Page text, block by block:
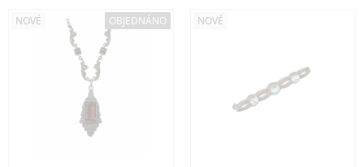
NOVÉ OBJEDNÁNO NOVÉ